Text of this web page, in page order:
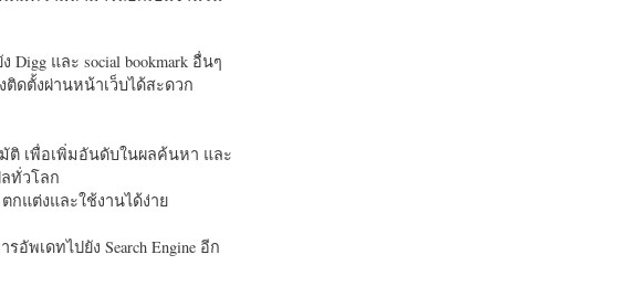
และ social bookmark อื่นๆ
ติดตั้งผ่านหน้าเว็บได้สะดวก
มัติ เพื่อเพิ่มอันดับในผลค้นหา และ
ทั่วโลก
กแต่งและใช้งานได้ง่าย
พเดทไปยัง Search Engine อีก